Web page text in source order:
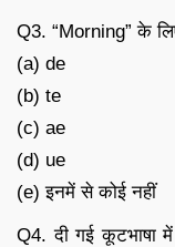
Q3. “Morning” के
(a) de
(b) te
(c) ae
(d) ue
(e) इनमें से कोई नहीं
Q4. दी गई कूटभाषा